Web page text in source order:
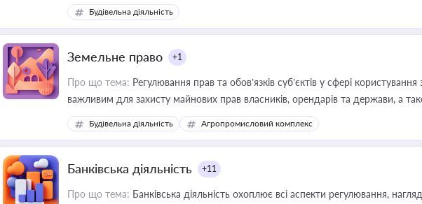
Будівельна діяльність
Земельне право +1
Про що тема: Регулювання прав та обов’язків суб’єктів у сфері
важливим для захисту майнових прав власників, орендарів та держави, а
ресурсами
Будівельна діяльність Агропромисловий комплекс
Банківська діяльність +11
Про що тема: Банківська діяльність охоплює всі аспекти регулювання,